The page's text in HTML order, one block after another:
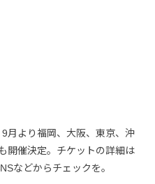
月より福岡、大阪、東京、沖
開催決定。チケットの詳細は
などからチェックを。